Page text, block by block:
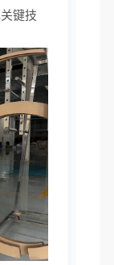
键技